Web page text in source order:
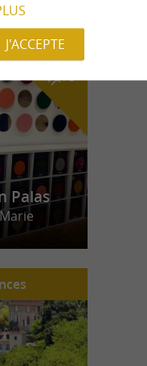
n
o
t
r
e
c
o
u
p
d
e
c
o
e
u
r
Palas
J'ACCEPTE